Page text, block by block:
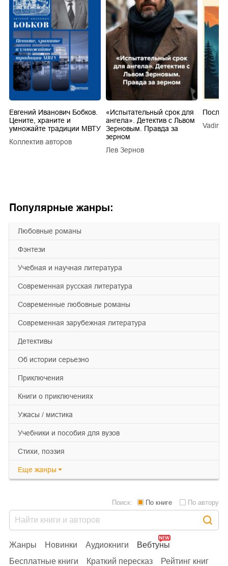
Популярные жанры:
любовные романы
фэнтези
учебная и научная литература
современная русская литература
современные любовные романы
современная зарубежная литература
детективы
об истории серьезно
приключения
книги о приключениях
ужасы / мистика
учебники и пособия для вузов
cтихи, поэзия
Еще жанры
Евгений Иванович Бобков.
Цените, храните и
умножайте традиции МВТУ
Коллектив авторов
«Испытательный срок для
ангела». Детектив с Львом
Зерновым. Правда за
зерном
Лев Зернов
Vadim
Жанры Новинки Аудиокниги
Вебтуны
Бесплатные книги
Краткий пересказ Рейтинг книг
Поиск: По книге По автору